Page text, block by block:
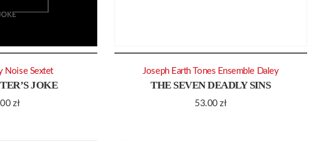
JOKE
zł
Noise Sextet
THE SEVEN DEADLY SINS
53.00zł
Joseph Earth Tones Ensemble Daley